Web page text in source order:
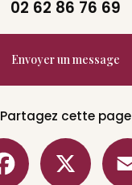
02 62 86 76 69
Envoyer un message
Partagez cette page
Facebook